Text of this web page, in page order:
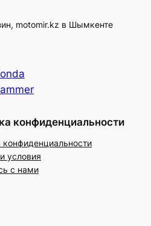
motomir.kz в Шымкенте
конфиденциальности
конфиденциальности
условия
с нами